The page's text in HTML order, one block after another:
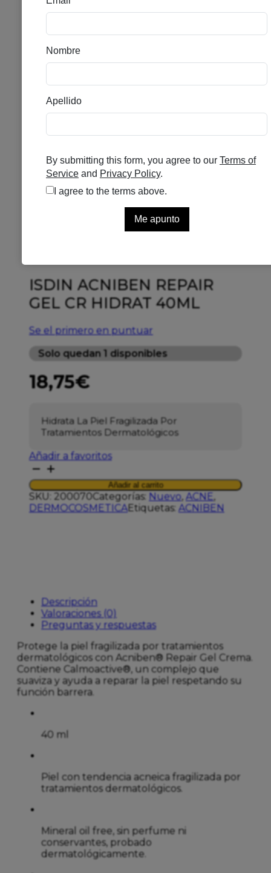
ISDIN ACNIBEN REPAIR
GEL CR HIDRAT 40ML
Se el primero en puntuar
Solo quedan 1 disponibles
18,75€
Hidrata La Piel Fragilizada Por
Tratamientos Dermatológicos
Añadir a favoritos
ISDIN
ACNIBEN
REPAIR
GEL
CR
Añadir al carrito
SKU: 200070Categorías: Nuevo, ACNE,
DERMOCOSMETICAEtiquetas: ACNIBEN
Descripción
Valoraciones (0)
Preguntas y respuestas
Protege la piel fragilizada por tratamientos
dermatológicos con Acniben® Repair Gel Crema.
Contiene Calmoactive®, un complejo que
suaviza y ayuda a reparar la piel respetando su
función barrera.
40 ml
Piel con tendencia acneica fragilizada por
tratamientos dermatológicos.
Mineral oil free, sin perfume ni
conservantes, probado
dermatológicamente.